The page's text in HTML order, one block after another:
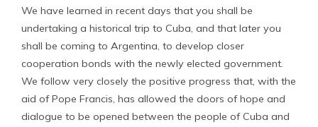
We have learned in recent days that you shall be
undertaking a historical trip to Cuba, and that later you
shall be coming to Argentina, to develop closer
cooperation bonds with the newly elected government.
We follow very closely the positive progress that, with the
aid of Pope Francis, has allowed the doors of hope and
dialogue to be opened between the people of Cuba and